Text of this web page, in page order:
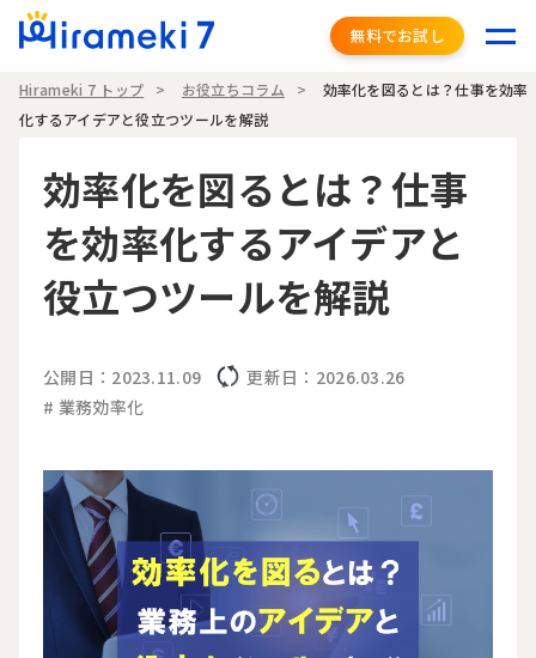
無料でお試し
Hirameki 7 トップ お役立ちコラム
効率化を図るとは？仕事を効率
化するアイデアと役立つツールを解説
効率化を図るとは？仕事
を効率化するアイデアと
役立つツールを解説
公開日：2023.11.09
更新日：2026.03.26
# 業務効率化